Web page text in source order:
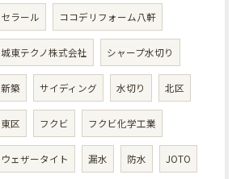
セラール ココデリフォーム八軒
城東テクノ株式会社 シャープ水切り
新築 サイディング 水切り 北区
東区 フクビ フクビ化学工業
ウェザータイト 漏水 防水 JOTO